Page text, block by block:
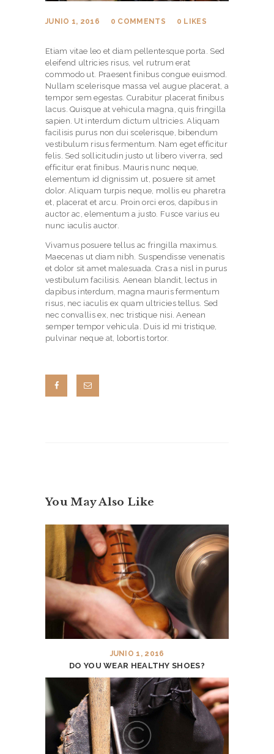
JUNIO 1, 2016 0 COMMENTS 0 LIKES
Etiam vitae leo et diam pellentesque porta. Sed
eleifend ultricies risus, vel rutrum erat
commodo ut. Praesent finibus congue euismod.
Nullam scelerisque massa vel augue placerat, a
tempor sem egestas. Curabitur placerat finibus
lacus. Quisque at vehicula magna, quis fringilla
sapien. Ut interdum dictum ultricies. Aliquam
facilisis purus non dui scelerisque, bibendum
vestibulum risus fermentum. Nam eget efficitur
felis. Sed sollicitudin justo ut libero viverra, sed
efficitur erat finibus. Mauris nunc neque,
elementum id dignissim ut, posuere sit amet
dolor. Aliquam turpis neque, mollis eu pharetra
et, placerat et arcu. Proin orci eros, dapibus in
auctor ac, elementum a justo. Fusce varius eu
nunc iaculis auctor.
Vivamus posuere tellus ac fringilla maximus.
Maecenas ut diam nibh. Suspendisse venenatis
et dolor sit amet malesuada. Cras a nisl in purus
vestibulum facilisis. Aenean blandit, lectus in
dapibus interdum, magna mauris fermentum
risus, nec iaculis ex quam ultricies tellus. Sed
nec convallis ex, nec tristique nisi. Aenean
semper tempor vehicula. Duis id mi tristique,
pulvinar neque at, lobortis tortor.
You May Also Like
JUNIO 1, 2016
DO YOU WEAR HEALTHY SHOES?